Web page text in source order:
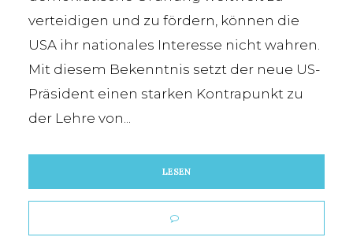
verteidigen und zu fördern, können die
USA ihr nationales Interesse nicht wahren.
Mit diesem Bekenntnis setzt der neue US-
Präsident einen starken Kontrapunkt zu
der Lehre von...
LESEN